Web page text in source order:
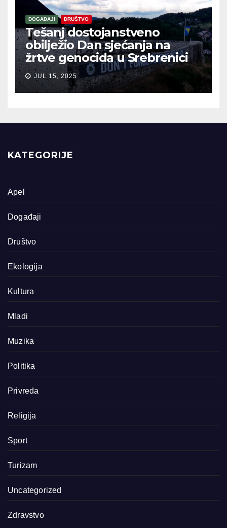
DOGAĐAJI DRUŠTVO
Tešanj dostojanstveno
obilježio Dan sjećanja na
žrtve genocida u Srebrenici
JUL 15, 2025
KATEGORIJE
Apel
Događaji
Društvo
Ekologija
Kultura
Mladi
Muzika
Politika
Privreda
Religija
Sport
Turizam
Uncategorized
Zdravstvo